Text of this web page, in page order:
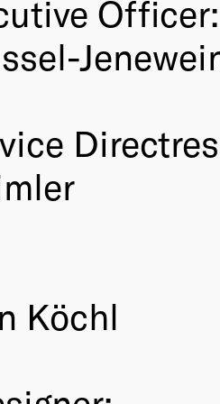
Officer:
Köchl